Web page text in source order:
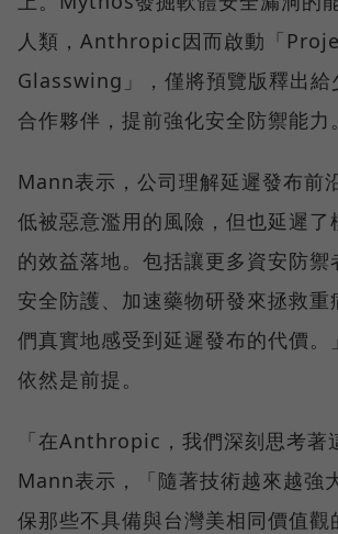
人類，Anthropic因而啟動「
Glasswing」，僅將預覽版釋出給
合作夥伴，提前強化安全防禦能力。
Mann表示，公司理解延遲發布前
低被惡意濫用的風險，但也延遲了
的效益落地。包括讓更多資安防禦
安全防護、加速藥物研發來拯救重
們真實地感受到延遲發布的代價。
依然是前提。
「在Anthropic，我們深刻思考著
Mann表示，「隨著技術越來越強
保那些不具備與台灣美相同價值觀